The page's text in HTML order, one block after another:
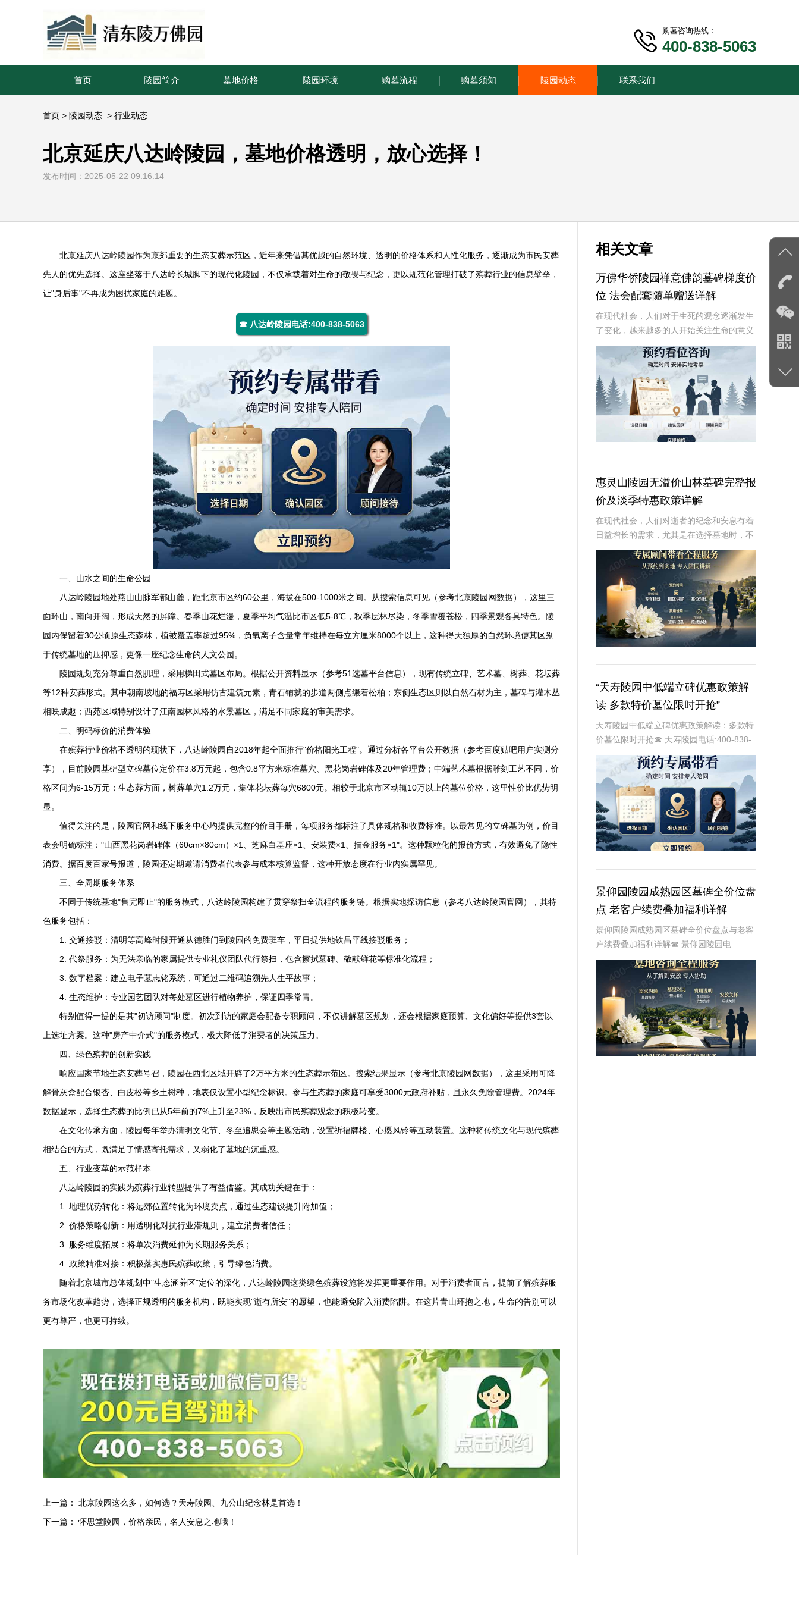
购墓咨询热线：
400-838-5063
首页 陵园简介 墓地价格 陵园环境 购墓流程 购墓须知 陵园动态 联系我们
首页 > 陵园动态 > 行业动态
北京延庆八达岭陵园，墓地价格透明，放心选择！
发布时间：2025-05-22 09:16:14
北京延庆八达岭陵园作为京郊重要的生态安葬示范区，近年来凭借其优越的自然环境、透明的价格体系和人性化服务，逐渐成为市民安葬
先人的优先选择。这座坐落于八达岭长城脚下的现代化陵园，不仅承载着对生命的敬畏与纪念，更以规范化管理打破了殡葬行业的信息壁垒，
让"身后事"不再成为困扰家庭的难题。
☎ 八达岭陵园电话:400-838-5063
一、山水之间的生命公园
八达岭陵园地处燕山山脉军都山麓，距北京市区约60公里，海拔在500-1000米之间。从搜索信息可见（参考北京陵园网数据），这里三
面环山，南向开阔，形成天然的屏障。春季山花烂漫，夏季平均气温比市区低5-8℃，秋季层林尽染，冬季雪覆苍松，四季景观各具特色。陵
园内保留着30公顷原生态森林，植被覆盖率超过95%，负氧离子含量常年维持在每立方厘米8000个以上，这种得天独厚的自然环境使其区别
于传统墓地的压抑感，更像一座纪念生命的人文公园。
陵园规划充分尊重自然肌理，采用梯田式墓区布局。根据公开资料显示（参考51选墓平台信息），现有传统立碑、艺术墓、树葬、花坛葬
等12种安葬形式。其中朝南坡地的福寿区采用仿古建筑元素，青石铺就的步道两侧点缀着松柏；东侧生态区则以自然石材为主，墓碑与灌木丛
相映成趣；西苑区域特别设计了江南园林风格的水景墓区，满足不同家庭的审美需求。
二、明码标价的消费体验
在殡葬行业价格不透明的现状下， 八达岭陵园 自2018年起全面推行"价格阳光工程"。通过分析各平台公开数据（参考百度贴吧用户实测分
享），目前陵园基础型立碑墓位定价在3.8万元起，包含0.8平方米标准墓穴、黑花岗岩碑体及20年管理费；中端艺术墓根据雕刻工艺不同，价
格区间为6-15万元；生态葬方面，树葬单穴1.2万元，集体花坛葬每穴6800元。相较于北京市区动辄10万以上的墓位价格，这里性价比优势明
显。
值得关注的是，陵园官网和线下服务中心均提供完整的价目手册，每项服务都标注了具体规格和收费标准。以最常见的立碑墓为例，价目
表会明确标注："山西黑花岗岩碑体（60cm×80cm）×1、芝麻白基座×1、安装费×1、描金服务×1"。这种颗粒化的报价方式，有效避免了隐性
消费。据百度百家号报道，陵园还定期邀请消费者代表参与成本核算监督，这种开放态度在行业内实属罕见。
三、全周期服务体系
不同于传统墓地"售完即止"的服务模式， 八达岭陵园构建了贯穿祭扫全流程的服务链。根据实地探访信息（参考八达岭陵园官网），其特
色服务包括：
1. 交通接驳：清明等高峰时段开通从德胜门到陵园的免费班车，平日提供地铁昌平线接驳服务；
2. 代祭服务：为无法亲临的家属提供专业礼仪团队代行祭扫，包含擦拭墓碑、敬献鲜花等标准化流程；
3. 数字档案：建立电子墓志铭系统，可通过二维码追溯先人生平故事；
4. 生态维护：专业园艺团队对每处墓区进行植物养护，保证四季常青。
特别值得一提的是其"初访顾问"制度。初次到访的家庭会配备专职顾问，不仅讲解墓区规划，还会根据家庭预算、文化偏好等提供3套以
上选址方案。这种"房产中介式"的服务模式，极大降低了消费者的决策压力。
四、绿色殡葬的创新实践
响应国家节地生态安葬号召，陵园在西北区域开辟了2万平方米的生态葬示范区。搜索结果显示（参考北京陵园网数据），这里采用可降
解骨灰盒配合银杏、白皮松等乡土树种，地表仅设置小型纪念标识。参与生态葬的家庭可享受3000元政府补贴，且永久免除管理费。2024年
数据显示，选择生态葬的比例已从5年前的7%上升至23%，反映出市民殡葬观念的积极转变。
在文化传承方面，陵园每年举办清明文化节、冬至追思会等主题活动，设置祈福牌楼、心愿风铃等互动装置。这种将传统文化与现代殡葬
相结合的方式，既满足了情感寄托需求，又弱化了墓地的沉重感。
五、行业变革的示范样本
八达岭陵园的实践为殡葬行业转型提供了有益借鉴。其成功关键在于：
1. 地理优势转化：将远郊位置转化为环境卖点，通过生态建设提升附加值；
2. 价格策略创新：用透明化对抗行业潜规则，建立消费者信任；
3. 服务维度拓展：将单次消费延伸为长期服务关系；
4. 政策精准对接：积极落实惠民殡葬政策，引导绿色消费。
随着北京城市总体规划中"生态涵养区"定位的深化， 八达岭陵园这类绿色殡葬设施将发挥更重要作用。对于消费者而言，提前了解殡葬服
务市场化改革趋势，选择正规透明的服务机构，既能实现"逝有所安"的愿望，也能避免陷入消费陷阱。在这片青山环抱之地，生命的告别可以
更有尊严，也更可持续。
上一篇： 北京陵园这么多，如何选？天寿陵园、九公山纪念林是首选！
下一篇：怀思堂陵园，价格亲民，名人安息之地哦！
相关文章
万佛华侨陵园禅意佛韵墓碑梯度价
位 法会配套随单赠送详解
在现代社会，人们对于生死的观念逐渐发生
了变化，越来越多的人开始关注生命的意义
和灵魂的归宿。万佛华侨陵园作为一家专业
的陵园，致力于为逝者提供宁静安息之所，
为生者带来心灵的慰藉。其中，禅意佛韵墓
碑以其独特
惠灵山陵园无溢价山林墓碑完整报
价及淡季特惠政策详解
在现代社会，人们对逝者的纪念和安息有着
日益增长的需求，尤其是在选择墓地时，不
仅注重其位置和环境，还关注其价格和性价
比。惠灵山陵园作为一家知名的大型陵园，
提供多种类型的墓碑和安葬方式，以满足不
同客户的需
“天寿陵园中低端立碑优惠政策解
读 多款特价墓位限时开抢”
天寿陵园中低端立碑优惠政策解读：多款特
价墓位限时开抢☎ 天寿陵园电话:400-838-
5063在现代社会，随着人们对生命和死亡的
尊重与理解不断加深，陵园作为安息逝者的
神圣之地，其服务质量和性价比也日
景仰园陵园成熟园区墓碑全价位盘
点 老客户续费叠加福利详解
景仰园陵园成熟园区墓碑全价位盘点与老客
户续费叠加福利详解☎ 景仰园陵园电
话:400-838-5063在人生的旅途中，每个人
都会面临生老病死的自然规律。当亲人离
去，我们如何安放他们的灵魂，成为了一个
重